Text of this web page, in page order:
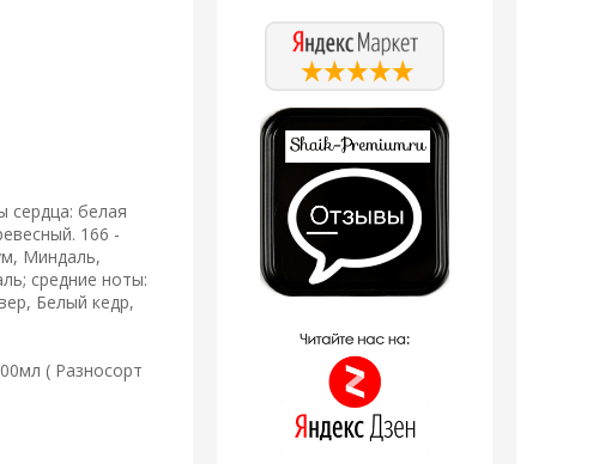
сердца: белая
166 -
Миндаль,
средние ноты:
Белый кедр,
( Разносорт